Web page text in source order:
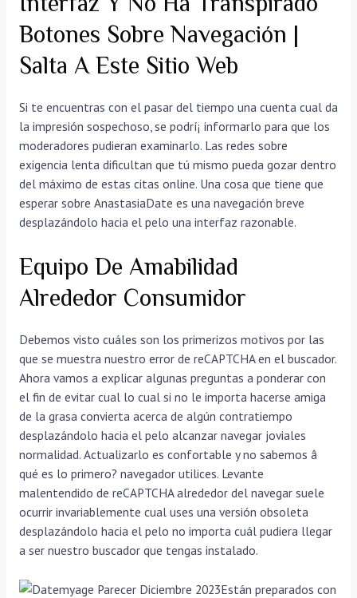
Botones Sobre Navegación |
Salta A Este Sitio Web
Si te encuentras con el pasar del tiempo una cuenta cual da
la impresión sospechoso, se podrí¡ informarlo para que los
moderadores pudieran examinarlo. Las redes sobre
exigencia lenta dificultan que tú mismo pueda gozar dentro
del máximo de estas citas online. Una cosa que tiene que
esperar sobre AnastasiaDate es una navegación breve
desplazándolo hacia el pelo una interfaz razonable.
Equipo De Amabilidad
Alrededor Consumidor
Debemos visto cuáles son los primerizos motivos por las
que se muestra nuestro error de reCAPTCHA en el buscador.
Ahora vamos a explicar algunas preguntas a ponderar con
el fin de evitar cual lo cual si no le importa hacerse amiga
de la grasa convierta acerca de algún contratiempo
desplazándolo hacia el pelo alcanzar navegar joviales
normalidad. Actualizarlo es confortable y no sabemos â
qué es lo primero? navegador utilices. Levante
malentendido de reCAPTCHA alrededor del navegar suele
ocurrir invariablemente cual uses una versión obsoleta
desplazándolo hacia el pelo no importa cuál pudiera llegar
a ser nuestro buscador que tengas instalado.
Están preparados con